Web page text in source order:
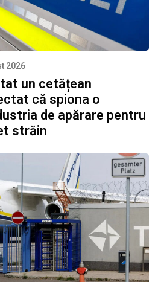
2026
un cetățean
că spiona o
de apărare pentru
străin